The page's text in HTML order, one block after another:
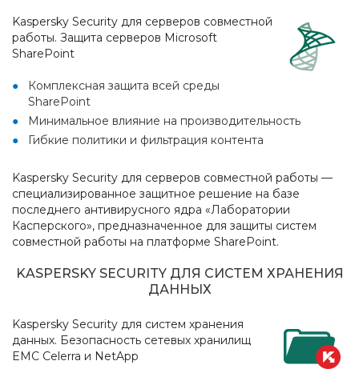
Kaspersky Security для серверов совместной
работы. Защита серверов Microsoft
SharePoint
Комплексная защита всей среды
SharePoint
Минимальное влияние на производительность
Гибкие политики и фильтрация контента
Kaspersky Security для серверов совместной работы —
специализированное защитное решение на базе
последнего антивирусного ядра «Лаборатории
Касперского», предназначенное для защиты систем
совместной работы на платформе SharePoint.
KASPERSKY SECURITY ДЛЯ СИСТЕМ ХРАНЕНИЯ
ДАННЫХ
Kaspersky Security для систем хранения
данных. Безопасность сетевых хранилищ
EMC Celerra и NetApp